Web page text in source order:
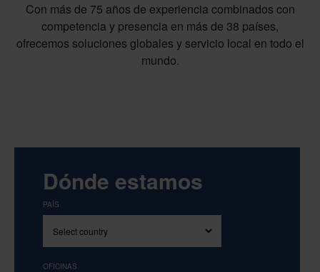
Con más de 75 años de experiencia combinados con
competencia y presencia en más de 38 países,
ofrecemos soluciones globales y servicio local en todo el
mundo.
Dónde estamos
PAÍS
OFICINAS